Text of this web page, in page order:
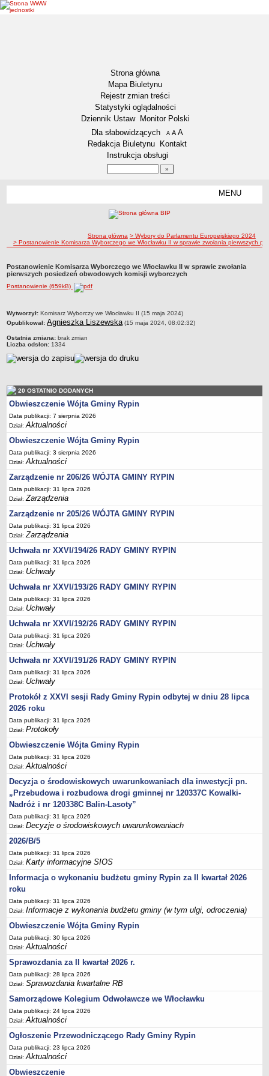
Strona główna
Mapa Biuletynu
Rejestr zmian treści
Statystyki oglądalności
Dziennik Ustaw
Monitor Polski
Menu dodatkowe
Dla słabowidzących A pomniejsz czcionkę
A standardowy rozmiar czcionki
A
Redakcja Biuletynu
Kontakt
Instrukcja obsługi
MENU
Lokalizacja
Insygnia gminy
Dane statystyczne
Związki i stowarzyszenia
Realizacja zadań publicznych
Rejestr zbiorów danych osobowych
Rejestr instytucji kultury
AKTUALNOŚCI I OGŁOSZENIA
URZĄD GMINY
Dane teleadresowe
Tabela informacyjna
Czas pracy urzędu
Nr konta bankowego, NIP, REGON
Pracownicy urzędu - urząd gminy
Pracownicy urzędu - baza magazynowo - warsztatowa
Kompetencje referatów
Regulamin organizacyjny
Regulamin naboru na wolne stanowiska urzędnicze
Ogłoszenia o naborze na wolne stanowiska urzędnicze
Lista kandydatów spełniających wymagania formalne w naborach na
wolne stanowiska urzędnicze
Wyniki naboru na wolne stanowiska urzędnicze
Petycje
Sygnaliści
Galeria
Raporty o stanie dostępności
Wnioski
WŁADZE I STRUKTURA
Struktura organizacyjna
Rada gminy
Wójt
Urząd gminy
Jednostki organizacyjne, GOPS, Instytucja kultury, OSP
Jednostki pomocnicze - sołectwa
Plan pracy komisji rewizyjnej
PRAWO LOKALNE
Statut
Strategia rozwoju
Uchwały
Projekty uchwał
Protokoły
Imienne wykazy głosowań radnych
Postać dokumentów
Akty Prawne, Dzienniki Ustaw, Monitory Polskie
Prawo miejscowe
Zarządzenia
Studium uwarunkowań i kierunków zagospodarowania
przestrzennego
Dane przestrzenne - MPZP
Stałe obwody głosowania, numery, granice oraz siedziby
obwodowych komisji wyborczych, opis granic okręgów wyborczych
Plan ogólny gminy Rypin
ścieżka nawigacji
Strona główna > Wybory do Parlamentu Europejskiego 2024
> Postanowienie Komisarza Wyborczego we Włocławku II w sprawie zwołania pierwszych
Postanowienie Komisarza Wyborczego we Włocławku II w sprawie zwołania
pierwszych posiedzeń obwodowych komisji wyborczych
Postanowienie (659kB)
metryczka
Wytworzył: Komisarz Wyborczy we Włocławku II (15 maja 2024)
Opublikował: Agnieszka Liszewska(15 maja 2024, 08:02:32)
Ostatnia zmiana: brak zmian
Liczba odsłon: 1334
20 OSTATNIO DODANYCH
Obwieszczenie Wójta Gminy Rypin
Data publikacji: 7 sierpnia 2026
Dział:Aktualności
Obwieszczenie Wójta Gminy Rypin
Data publikacji: 3 sierpnia 2026
Dział:Aktualności
Zarządzenie nr 206/26 WÓJTA GMINY RYPIN
Data publikacji: 31 lipca 2026
Dział:Zarządzenia
Zarządzenie nr 205/26 WÓJTA GMINY RYPIN
Data publikacji: 31 lipca 2026
Dział:Zarządzenia
Uchwała nr XXVI/194/26 RADY GMINY RYPIN
Data publikacji: 31 lipca 2026
Dział: Uchwały
Uchwała nr XXVI/193/26 RADY GMINY RYPIN
Data publikacji: 31 lipca 2026
Dział: Uchwały
Uchwała nr XXVI/192/26 RADY GMINY RYPIN
Data publikacji: 31 lipca 2026
Dział: Uchwały
Uchwała nr XXVI/191/26 RADY GMINY RYPIN
Data publikacji: 31 lipca 2026
Dział: Uchwały
Protokół z XXVI sesji Rady Gminy Rypin odbytej w dniu 28 lipca
2026 roku
Data publikacji: 31 lipca 2026
Dział:Protokoły
Obwieszczenie Wójta Gminy Rypin
Data publikacji: 31 lipca 2026
Dział:Aktualności
Decyzja o środowiskowych uwarunkowaniach dla inwestycji pn.
„Przebudowa i rozbudowa drogi gminnej nr 120337C Kowalki-
Nadróż i nr 120338C Balin-Lasoty”
Data publikacji: 31 lipca 2026
Dział:Decyzje o środowiskowych uwarunkowaniach
2026/B/5
Data publikacji: 31 lipca 2026
Dział:Karty informacyjne SIOS
Informacja o wykonaniu budżetu gminy Rypin za II kwartał 2026
roku
Data publikacji: 31 lipca 2026
Dział:Informacje z wykonania budżetu gminy (w tym ulgi, odroczenia)
Obwieszczenie Wójta Gminy Rypin
Data publikacji: 30 lipca 2026
Dział:Aktualności
Sprawozdania za II kwartał 2026 r.
Data publikacji: 28 lipca 2026
Dział:Sprawozdania kwartalne RB
Samorządowe Kolegium Odwoławcze we Włocławku
Data publikacji: 24 lipca 2026
Dział:Aktualności
Ogłoszenie Przewodniczącego Rady Gminy Rypin
Data publikacji: 23 lipca 2026
Dział:Aktualności
Obwieszczenie